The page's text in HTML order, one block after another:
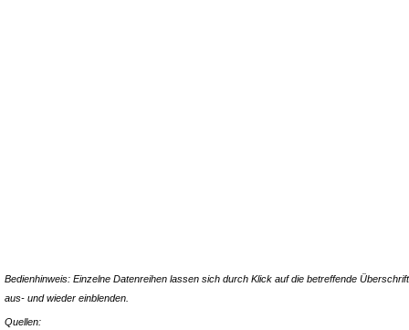
Bedienhinweis: Einzelne Datenreihen lassen sich durch Klick auf die betreffende Überschrift
aus- und wieder einblenden.
Quellen: